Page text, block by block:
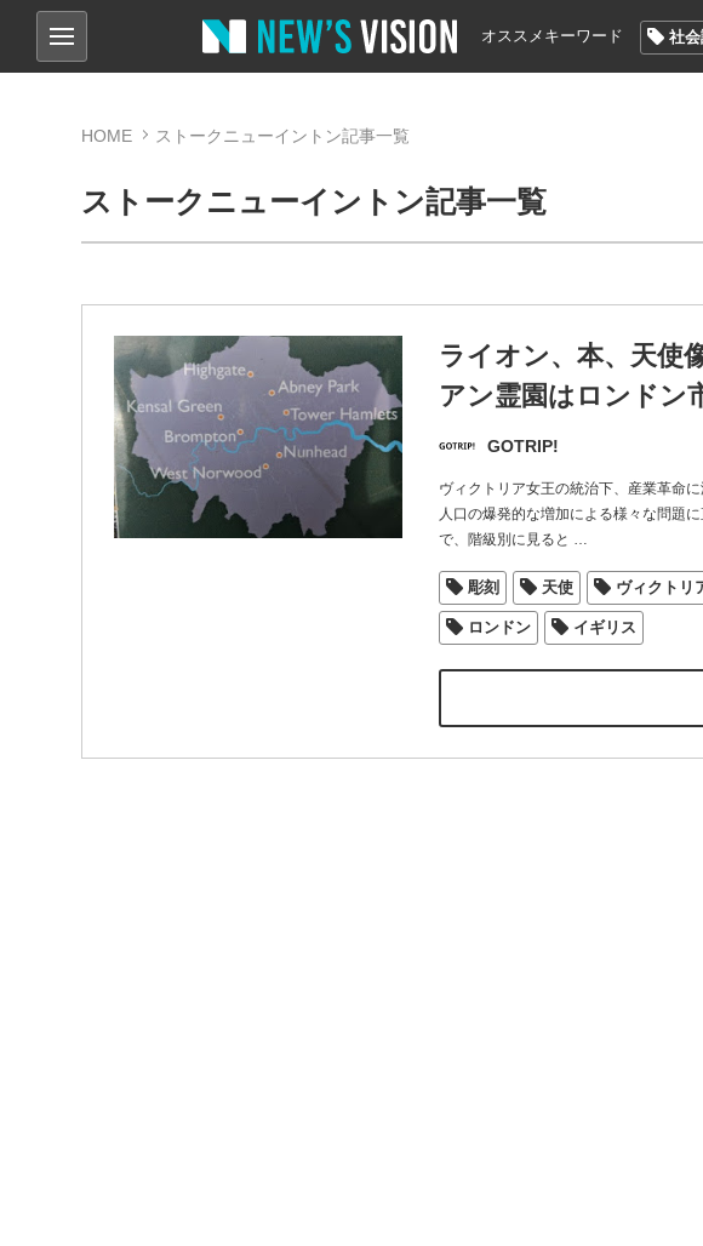
オススメキーワード 社
HOME ストークニューイントン記事一覧
ストークニューイントン記事一覧
ライオン、本、天使
アン霊園はロンドン
GOTRIP!
ヴィクトリア女王の統治下、産業革命
人口の爆発的な増加による様々な問題
で、階級別に見ると …
彫刻 天使 ヴィクトリ
ロンドン イギリス